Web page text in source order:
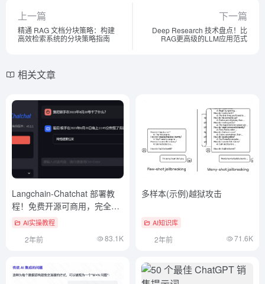
上一篇
精通 RAG 文档分块策略：构建
高效检索系统的分块策略指南
下一篇
Deep Research 技术盘点！比
RAG更高级的LLM应用范式
相关文章
Langchain-Chatchat 部署教
程！免费开源可商用，完全本
地化推理的知识库增强方案
AI实操教程
2年前 83.1K
多样本(示例)越狱攻击
AI知识库
2年前 71.6K